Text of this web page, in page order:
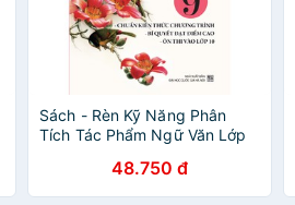
Sách - Rèn Kỹ Năng Phân
Tích Tác Phẩm Ngữ Văn Lớp
48.750 đ